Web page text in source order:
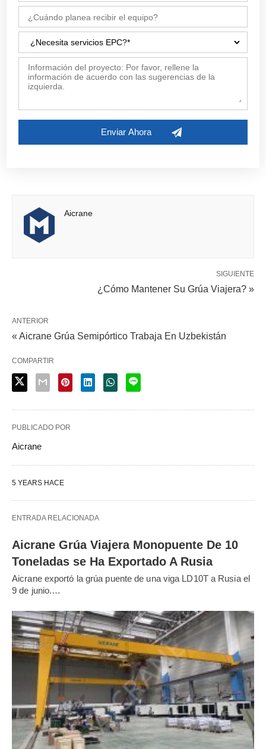
industriales, construcción de fábricas con estructura de
acero y obras de ingeniería complementarias)
Aicrane
SIGUIENTE
¿Cómo Mantener Su Grúa Viajera? »
ANTERIOR
« Aicrane Grúa Semipórtico Trabaja En Uzbekistán
COMPARTIR
PUBLICADO POR
Aicrane
5 YEARS HACE
ENTRADA RELACIONADA
Aicrane Grúa Viajera Monopuente De 10
Toneladas se Ha Exportado A Rusia
Aicrane exportó la grúa puente de una viga LD10T a Rusia el
9 de junio.…